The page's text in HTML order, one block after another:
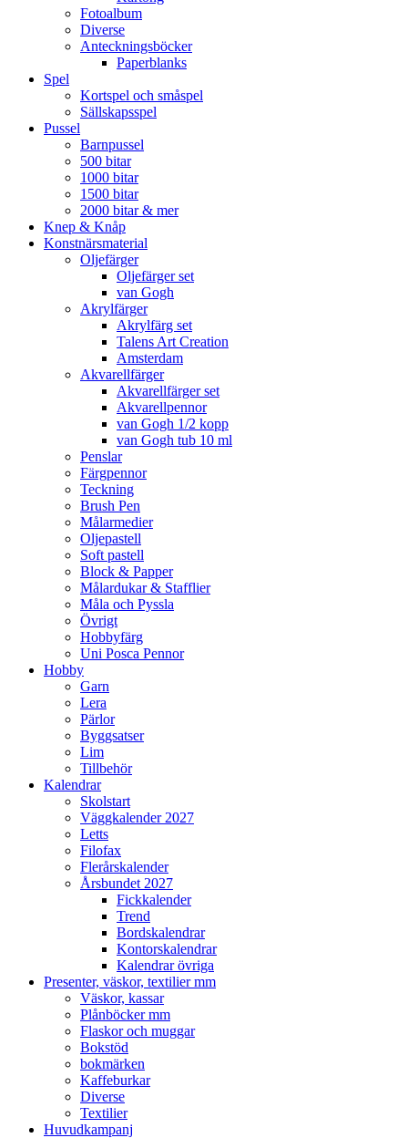
Fotoalbum
Diverse
Anteckningsböcker
Paperblanks
Spel
Kortspel och småspel
Sällskapsspel
Pussel
Barnpussel
500 bitar
1000 bitar
1500 bitar
2000 bitar & mer
Knep & Knåp
Konstnärsmaterial
Oljefärger
Oljefärger set
van Gogh
Akrylfärger
Akrylfärg set
Talens Art Creation
Amsterdam
Akvarellfärger
Akvarellfärger set
Akvarellpennor
van Gogh 1/2 kopp
van Gogh tub 10 ml
Penslar
Färgpennor
Teckning
Brush Pen
Målarmedier
Oljepastell
Soft pastell
Block & Papper
Målardukar & Stafflier
Måla och Pyssla
Övrigt
Hobbyfärg
Uni Posca Pennor
Hobby
Garn
Lera
Pärlor
Byggsatser
Lim
Tillbehör
Kalendrar
Skolstart
Väggkalender 2027
Letts
Filofax
Flerårskalender
Årsbundet 2027
Fickkalender
Trend
Bordskalendrar
Kontorskalendrar
Kalendrar övriga
Presenter, väskor, textilier mm
Väskor, kassar
Plånböcker mm
Flaskor och muggar
Bokstöd
bokmärken
Kaffeburkar
Diverse
Textilier
Huvudkampanj